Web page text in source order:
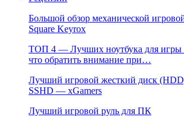
Большой обзор механической
Square Keyrox
ТОП 4 — Лучших ноутбука для игры
что обратить внимание при…
Лучший игровой жесткий диск
SSHD — xGamers
Лучший игровой руль для ПК